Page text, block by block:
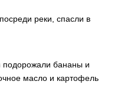
реки, спасли в
бананы и
масло и картофель